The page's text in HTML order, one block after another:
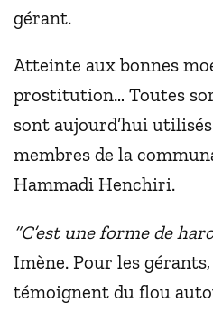
gérant.
Atteinte aux bonnes
prostitution… Toutes
sont aujourd’hui
membres de la
Hammadi Henchiri.
“C’est une forme de
Imène. Pour les
témoignent du flou